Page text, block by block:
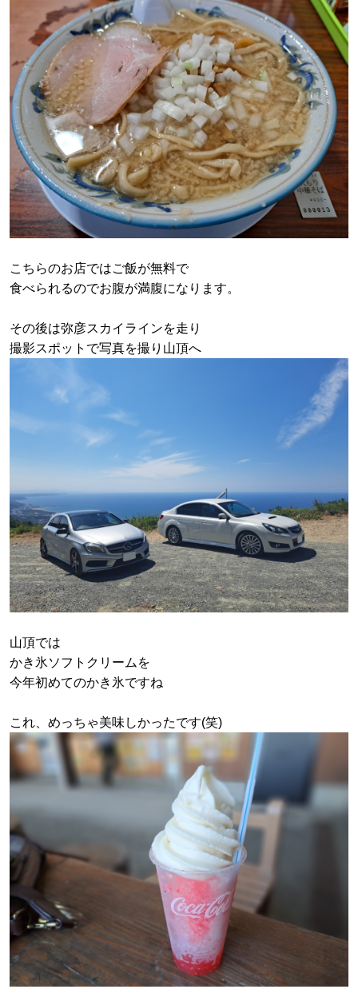
こちらのお店ではご飯が無料で
食べられるのでお腹が満腹になります。
その後は弥彦スカイラインを走り
撮影スポットで写真を撮り山頂へ
山頂では
かき氷ソフトクリームを
今年初めてのかき氷ですね
これ、めっちゃ美味しかったです(笑)